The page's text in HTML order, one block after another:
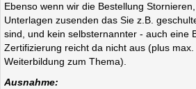
Ebenso wenn wir die Bestellung
Unterlagen zusenden das Sie z.B.
sind, und kein selbsternannter - auch eine
Zertifizierung reicht da nicht aus (plus
Weiterbildung zum Thema).
Ausnahme: